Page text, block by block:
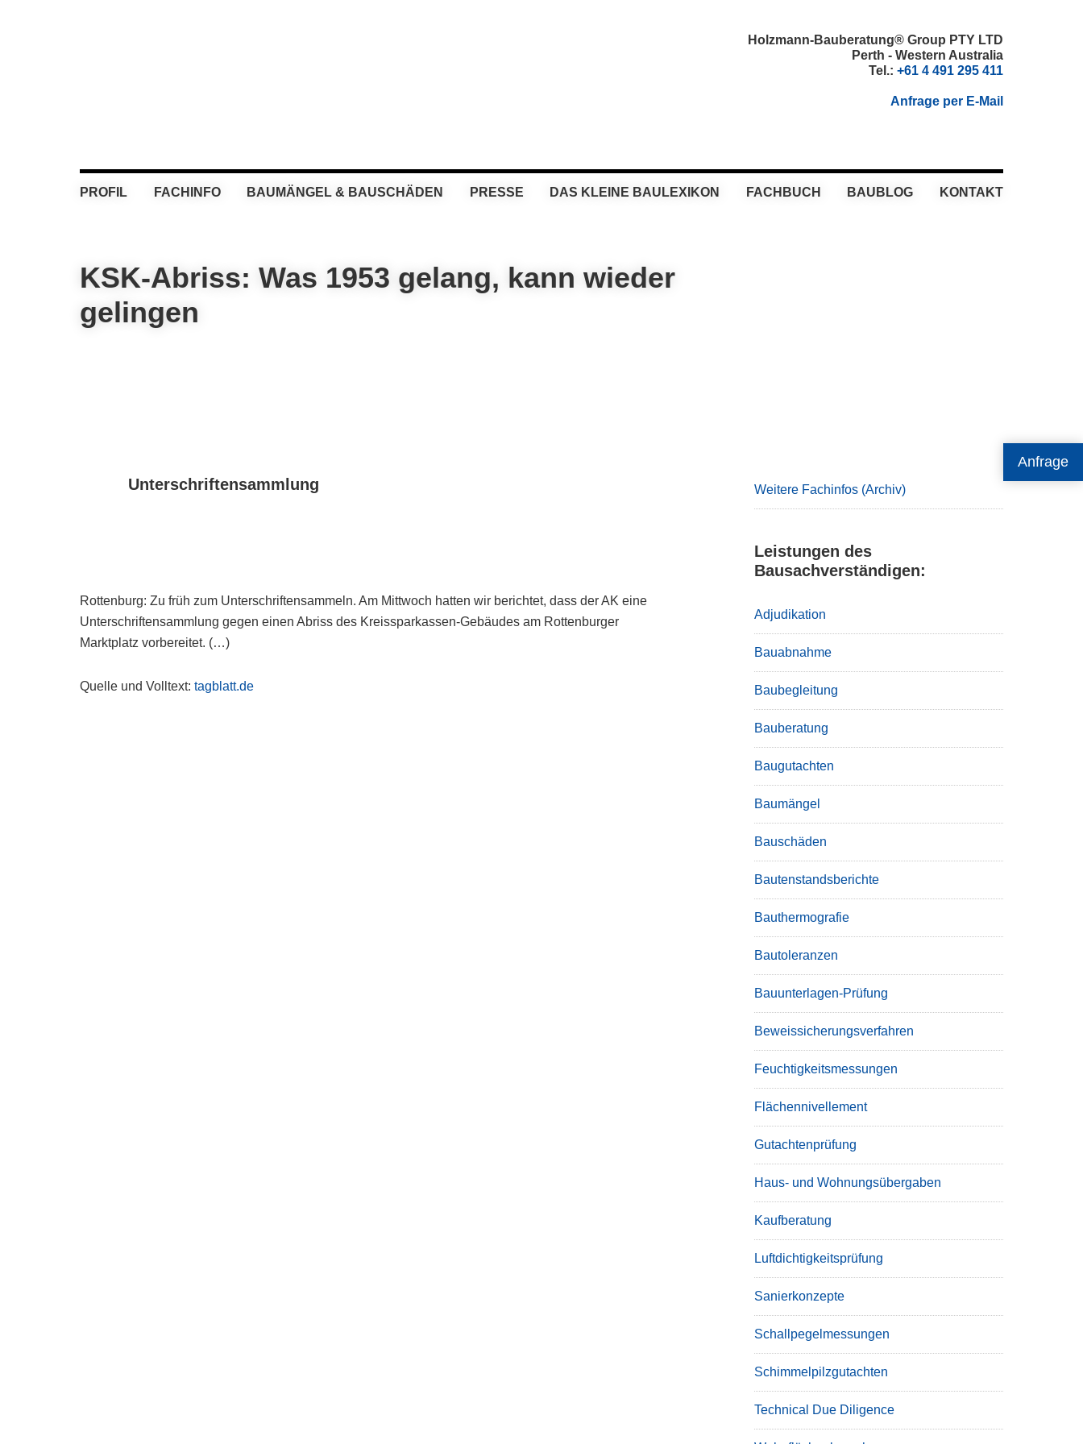
Anfrage
Holzmann-Bauberatung® Group PTY LTD
Perth - Western Australia
Tel.: +61 4 491 295 411
Anfrage per E-Mail
PROFIL FACHINFO BAUMÄNGEL & BAUSCHÄDEN PRESSE DAS KLEINE BAULEXIKON FACHBUCH BAUBLOG KONTAKT
KSK-Abriss: Was 1953 gelang, kann wieder
gelingen
Unterschriftensammlung
Rottenburg: Zu früh zum Unterschriftensammeln. Am Mittwoch hatten wir berichtet, dass der AK eine
Unterschriftensammlung gegen einen Abriss des Kreissparkassen-Gebäudes am Rottenburger
Marktplatz vorbereitet. (…)
Quelle und Volltext:tagblatt.de
Weitere Fachinfos (Archiv)
Leistungen des
Bausachverständigen:
Adjudikation
Bauabnahme
Baubegleitung
Bauberatung
Baugutachten
Baumängel
Bauschäden
Bautenstandsberichte
Bauthermografie
Bautoleranzen
Bauunterlagen-Prüfung
Beweissicherungsverfahren
Feuchtigkeitsmessungen
Flächennivellement
Gutachtenprüfung
Haus- und Wohnungsübergaben
Kaufberatung
Luftdichtigkeitsprüfung
Sanierkonzepte
Schallpegelmessungen
Schimmelpilzgutachten
Technical Due Diligence